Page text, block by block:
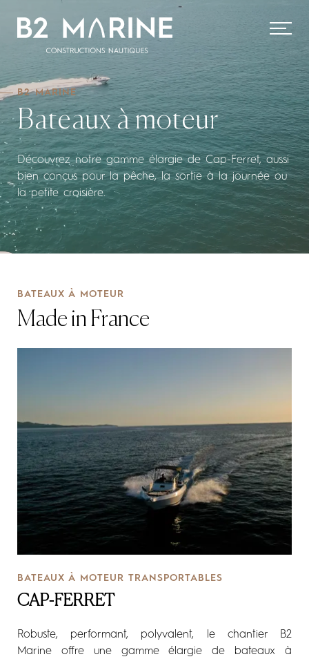
B2 MARINE
Bateaux à moteur
Découvrez notre gamme élargie de Cap-Ferret, aussi
bien conçus pour la pêche, la sortie à la journée ou
la petite croisière.
BATEAUX À MOTEUR
Made in France
BATEAUX À MOTEUR TRANSPORTABLES
CAP-FERRET
Robuste, performant, polyvalent, le chantier B2
Marine offre une gamme élargie de bateaux à